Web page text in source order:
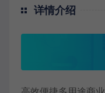
详情介绍